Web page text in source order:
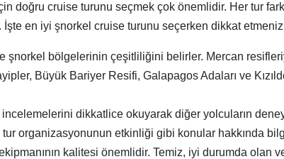
doğru cruise turunu seçmek çok önemlidir. Her tur
en iyi şnorkel cruise turunu seçerken dikkat
şnorkel bölgelerinin çeşitliliğini belirler. Mercan
Büyük Bariyer Resifi, Galapagos Adaları ve
dikkatlice okuyarak diğer yolcuların
organizasyonunun etkinliği gibi konular hakkında
kalitesi önemlidir. Temiz, iyi durumda olan